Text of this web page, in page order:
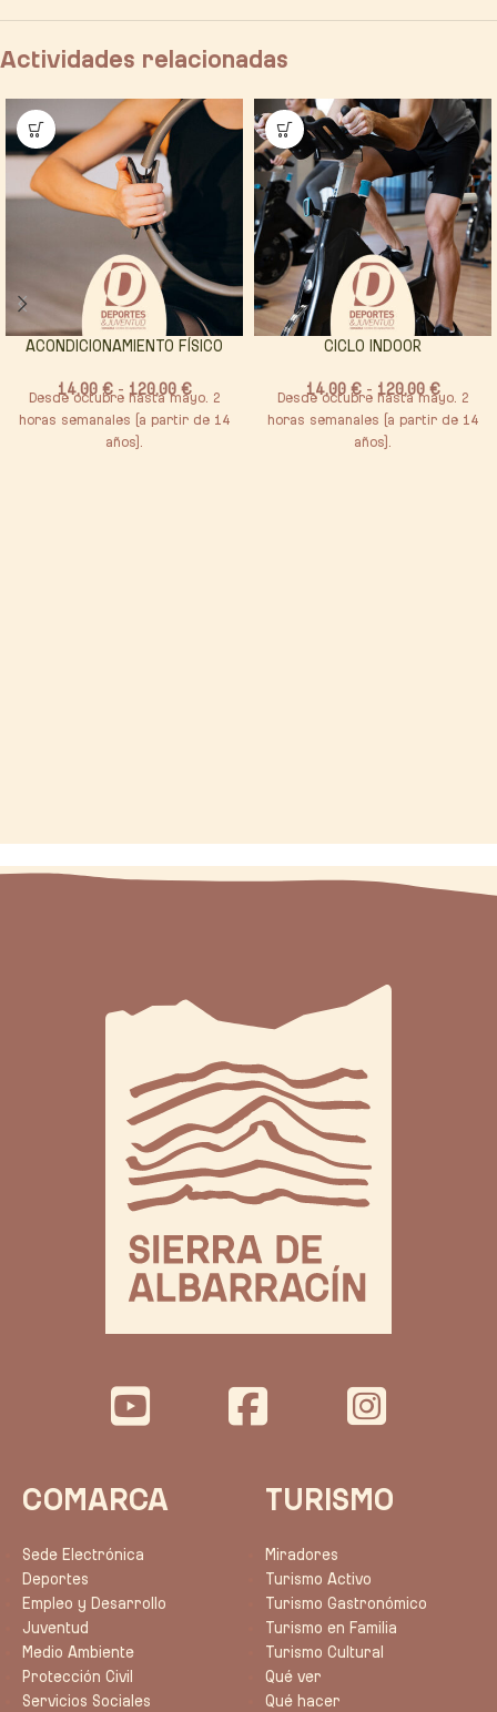
Actividades relacionadas
ACONDICIONAMIENTO FÍSICO
14,00 € - 120,00 €
Desde octubre hasta mayo. 2
horas semanales (a partir de 14
años).
CICLO INDOOR
14,00 € - 120,00 €
Desde octubre hasta mayo. 2
horas semanales (a partir de 14
años).
COMARCA
Sede Electrónica
Deportes
Empleo y Desarrollo
Juventud
Medio Ambiente
Protección Civil
Servicios Sociales
TURISMO
Miradores
Turismo Activo
Turismo Gastronómico
Turismo en Familia
Turismo Cultural
Qué ver
Qué hacer